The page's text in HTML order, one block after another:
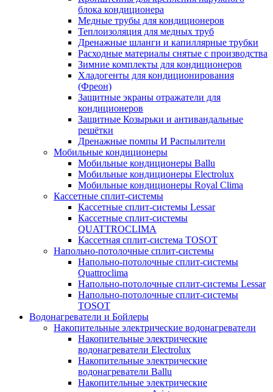
блока кондиционера
Медные трубы для кондиционеров
Теплоизоляция для медных труб
Дренажные шланги и капиллярные трубки
Расходные материалы снятые с производства
Зимние комплекты для кондиционеров
Хладогенты для кондиционирования
(Фреон)
Защитные экраны отражатели для
кондиционеров
Защитные Козырьки и антивандальные
решётки
Дренажные помпы И Распылители
Мобильные кондиционеры
Мобильные кондиционеры Ballu
Мобильные кондиционеры Electrolux
Мобильные кондиционеры Royal Clima
Кассетные сплит-системы
Кассетные сплит-системы Lessar
Кассетные сплит-системы
QUATTROCLIMA
Кассетная сплит-система TOSOT
Напольно-потолочные сплит-системы
Напольно-потолочные сплит-системы
Quattroclima
Напольно-потолочные сплит-системы Lessar
Напольно-потолочные сплит-системы
TOSOT
Водонагреватели и Бойлеры
Накопительные электрические водонагреватели
Накопительные электрические
водонагреватели Electrolux
Накопительные электрические
водонагреватели Ballu
Накопительные электрические